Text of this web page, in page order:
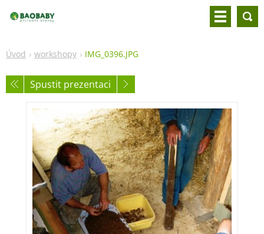
Úvod workshopy IMG_0396.JPG
Spustit prezentaci